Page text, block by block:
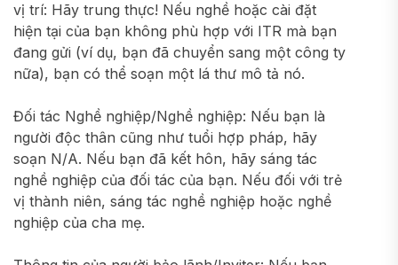
vị trí: Hãy trung thực! Nếu nghề hoặc cài đặt
hiện tại của bạn không phù hợp với ITR mà bạn
đang gửi (ví dụ, bạn đã chuyển sang một công ty
nữa), bạn có thể soạn một lá thư mô tả nó.
Đối tác Nghề nghiệp/Nghề nghiệp: Nếu bạn là
người độc thân cũng như tuổi hợp pháp, hãy
soạn N/A. Nếu bạn đã kết hôn, hãy sáng tác
nghề nghiệp của đối tác của bạn. Nếu đối với trẻ
vị thành niên, sáng tác nghề nghiệp hoặc nghề
nghiệp của cha mẹ.